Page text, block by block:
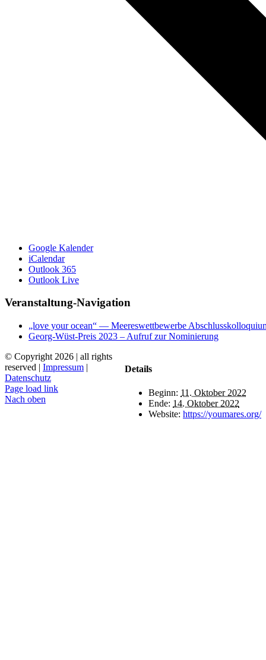
Google Kalender
iCalendar
Outlook 365
Outlook Live
Veranstaltung-Navigation
„love your ocean“ — Meereswettbewerbe
Georg-Wüst-Preis 2023 – Aufruf zur Nominierung
Details
Beginn: 11. Oktober 2022
Ende: 14. Oktober 2022
Website: https://youmares.org/
© Copyright 2026 | all rights
reserved | Impressum |
Datenschutz
Page load link
Nach oben